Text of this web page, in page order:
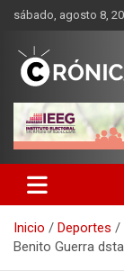
Saltar
contenido
sábado, agosto 8,
Inicio
Deportes
Benito Guerra